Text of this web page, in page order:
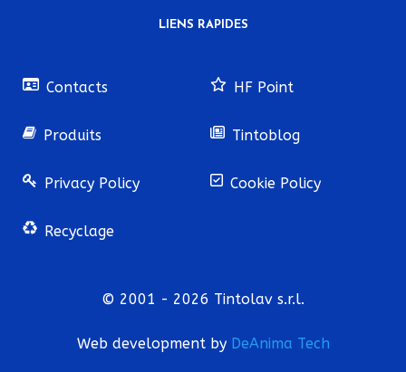
LIENS RAPIDES
Contacts HF Point
Produits Tintoblog
Privacy Policy Cookie Policy
Recyclage
© 2001 - 2026 Tintolav s.r.l.
Web development by DeAnima Tech